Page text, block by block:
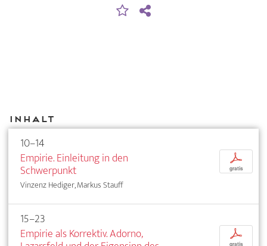
Inhalt
10–14
Empirie. Einleitung in den
Schwerpunkt
Vinzenz Hediger, Markus Stauff
p
gratis
15–23
Empirie als Korrektiv. Adorno,
p
gratis